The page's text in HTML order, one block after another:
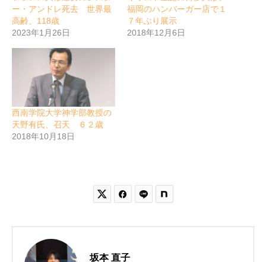
ー・アンドレ死去 世界最
高齢、118歳
2023年1月26日
福岡のハンバーガー店で１
７年ぶり展示
2018年12月6日
西南学院大学神学部教授の
天野有氏、召天 ６２歳
2018年10月18日
 
坂本 直子